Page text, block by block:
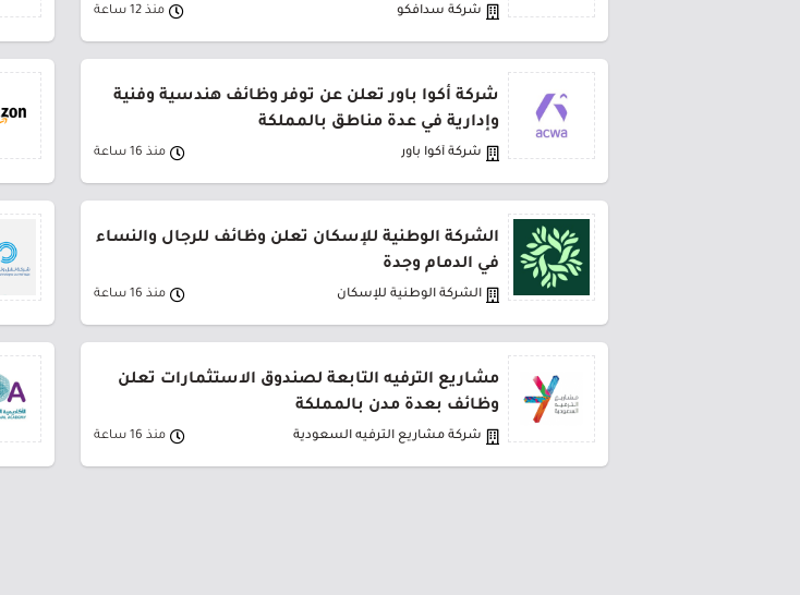
شركة سدافكو منذ 12 ساعة
شركة أكوا باور تعلن عن توفر وظائف هندسية وفنية
وإدارية في عدة مناطق بالمملكة
شركة أكوا باور منذ 16 ساعة
الشركة الوطنية للإسكان تعلن وظائف للرجال والنساء
في الدمام وجدة
الشركة الوطنية للإسكان منذ 16 ساعة
مشاريع الترفيه التابعة لصندوق الاستثمارات تعلن
وظائف بعدة مدن بالمملكة
شركة مشاريع الترفيه السعودية منذ 16 ساعة